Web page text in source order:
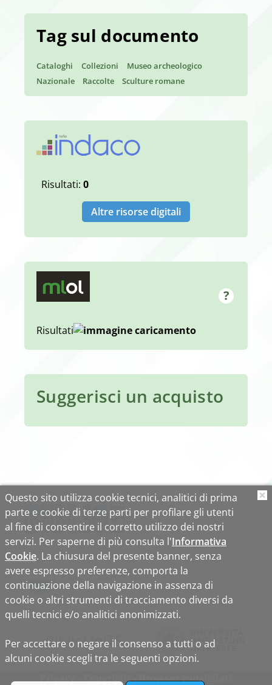
Tag sul documento
Cataloghi Collezioni
Museo archeologico
Nazionale
Raccolte Sculture romane
Risultati: 0
Altre risorse digitali
Risultati
Suggerisci un acquisto
BiblioUniTS
Privacy Copyright Browser consigliati
Questo sito utilizza cookie tecnici, analitici di prima
parte e cookie di terze parti per profilare gli utenti
al fine di consentire il corretto utilizzo dei nostri
servizi. Per saperne di più consulta l'Informativa
Cookie. La chiusura del presente banner, senza
avere espresso preferenze, comporta la
continuazione della navigazione in assenza di
cookie o altri strumenti di tracciamento diversi da
quelli tecnici e/o analitici anonimizzati.
Per accettare o negare il consenso a tutti o ad
alcuni cookie scegli tra le seguenti opzioni.